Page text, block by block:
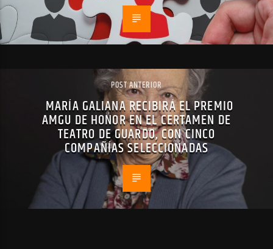
POST ANTERIOR
MARÍA GALIANA RECIBIRÁ EL PREMIO
AMGU DE HONOR EN EL CERTAMEN DE
TEATRO DE GUARDO, CON CINCO
COMPAÑÍAS SELECCIONADAS